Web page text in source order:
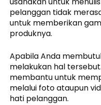
pelanggan tidak
untuk memberikan
produknya.
Apabila Anda
melakukan hal tersebut.
membantu untuk
melalui foto ataupun
hati pelanggan.